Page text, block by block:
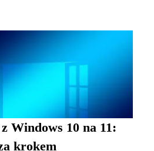
Windows 10 na 11:
krokem